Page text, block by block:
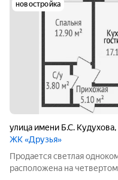
новостройка
улица имени Б.С. Кудухова,
ЖК «Друзья»
Продается светлая
расположена на